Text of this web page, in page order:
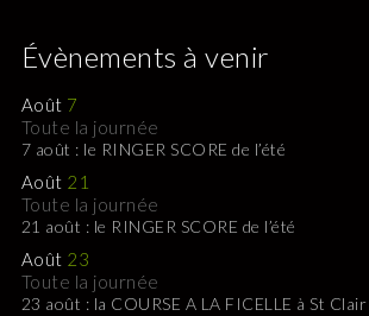
Évènements à venir
Août 7
Toute la journée
7 août : le RINGER SCORE de l’été
Août 21
Toute la journée
21 août : le RINGER SCORE de l’été
Août 23
Toute la journée
23 août : la COURSE A LA FICELLE à St Clair